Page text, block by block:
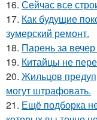
16. Сейчас все
17. Как будущие
зумерский ремонт.
18. Парень за
19. Китайцы не
20. Жильцов
могут штрафовать.
21. Ещё подборка